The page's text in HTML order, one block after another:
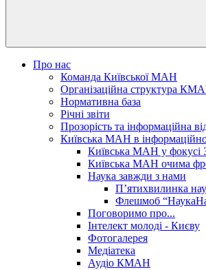
Про нас
Команда Київської МАН
Організаційна структура
Нормативна база
Річні звіти
Прозорість та інформаційна
Київська МАН в
Київська МАН у фокусі
Київська МАН очима
Наука завжди з нами
П’ятихвилинка
Флешмоб
Поговоримо про...
Інтелект молоді - Києву
Фотогалерея
Медіатека
Аудіо КМАН